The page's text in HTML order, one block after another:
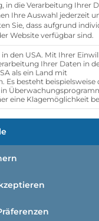
in die Verarbeitung Ihrer
Ihre Auswahl jederzeit
Sie, dass aufgrund
Website verfügbar sind.
den USA. Mit Ihrer
Ihrer Daten in
als ein Land mit
Es besteht beispielsweise
in
eine Klagemöglichkeit